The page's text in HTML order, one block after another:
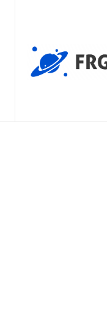
ΔΩΡΕΑΝ